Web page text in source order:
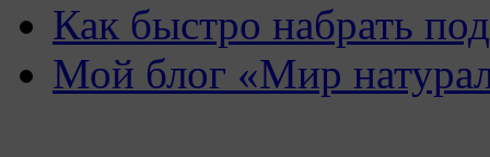
Как быстро набрать
Мой блог «Мир